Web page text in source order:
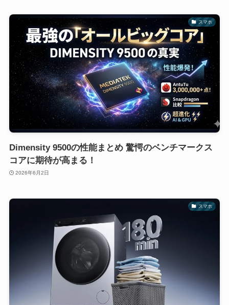
スマホ
Dimensity 9500の性能まとめ 驚愕のベンチマークス
コアに期待が高まる！
2026年6月2日
スマホ